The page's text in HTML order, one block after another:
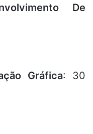
De
Gráfica: 30